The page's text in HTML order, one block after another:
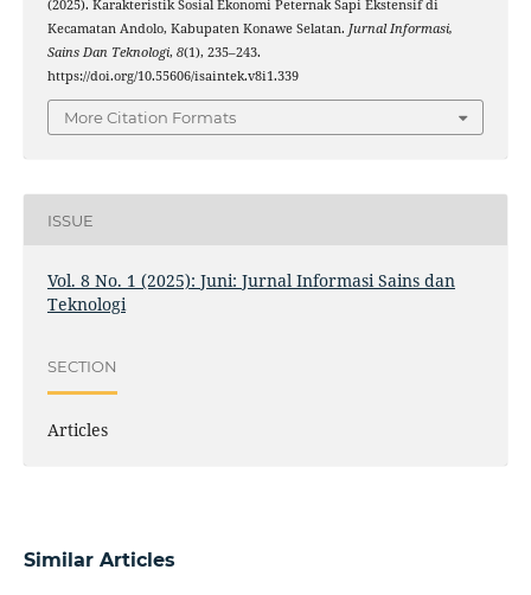
(2025). Karakteristik Sosial Ekonomi Peternak Sapi Ekstensif di
Kecamatan Andolo, Kabupaten Konawe Selatan. Jurnal Informasi,
Sains Dan Teknologi, 8(1), 235–243.
https://doi.org/10.55606/isaintek.v8i1.339
More Citation Formats
ISSUE
Vol. 8 No. 1 (2025): Juni: Jurnal Informasi Sains dan
Teknologi
SECTION
Articles
Similar Articles